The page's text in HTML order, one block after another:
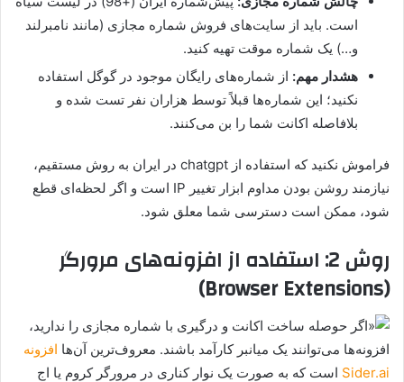
است. باید از سایت‌های فروش شماره مجازی (مانند نامبرلند
و…) یک شماره موقت تهیه کنید.
هشدار مهم: از شماره‌های رایگان موجود در گوگل استفاده
نکنید؛ این شماره‌ها قبلاً توسط هزاران نفر تست شده و
بلافاصله اکانت شما را بن می‌کنند.
فراموش نکنید که استفاده از chatgpt در ایران به روش مستقیم،
نیازمند روشن بودن مداوم ابزار تغییر IP است و اگر لحظه‌ای قطع
شود، ممکن است دسترسی شما معلق شود.
روش 2: استفاده از افزونه‌های مرورگر
(Browser Extensions)
اگر حوصله ساخت اکانت و درگیری با شماره مجازی را ندارید،
افزونه‌ها می‌توانند یک میانبر کارآمد باشند. معروف‌ترین آن‌ها افزونه
Sider.ai است که به صورت یک نوار کناری در مرورگر کروم یا اج